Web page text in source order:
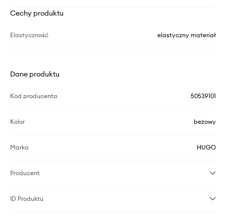
Cechy produktu
Elastyczność elastyczny materiał
Dane produktu
Kod producenta 50539101
Kolor beżowy
Marka HUGO
Producent
ID Produktu